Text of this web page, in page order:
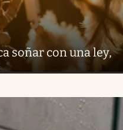
soñar con una ley,